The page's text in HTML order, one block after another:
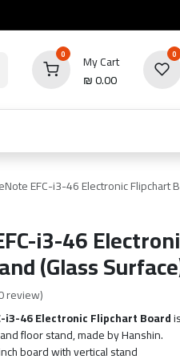
0
My Cart
₪0.00
0
eNote EFC-i3-46 Electronic Flipchart
i3-46
(Glass
review)
i3-46 Electronic Flipchart Board
floor stand, made by Hanshin.
board with vertical stand